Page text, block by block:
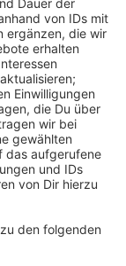
in
gut
sich
hilft eine
Der
die Polizei